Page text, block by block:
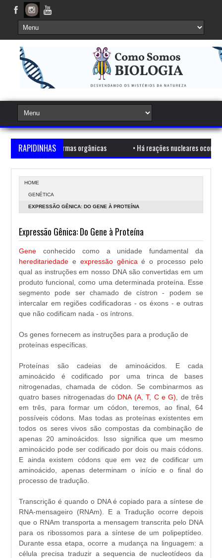
RAPIDINHAS
por trás das formas orgânicas Há reações nucleares ocorrendo
HOME
GENÉTICA
EXPRESSÃO GÊNICA: DO GENE À PROTEÍNA
Expressão Gênica: Do Gene à Proteína
Gene conhecido como a unidade fundamental da
hereditariedade e expressão gênica é o processo pelo
qual as instruções em nosso DNA são convertidas em um
produto funcional, como uma determinada proteína. Esse
segmento pode ser chamado de cístron - podem se
intercalar em regiões codificadoras - os éxons - e outras
que não codificam nada - os íntrons.
Os genes fornecem as instruções para a produção de
proteínas específicas.
Proteínas são cadeias de aminoácidos. E cada
aminoácido é codificado por uma trinca de bases
nitrogenadas, chamada de códon. Se combinarmos as
quatro bases nitrogenadas do DNA (A, T, C e G) , de três
em três, para formar um códon, teremos, ao final, 64
possíveis códons. Mas todas as proteínas existentes em
todos os seres vivos são compostas da combinação de
apenas 20 aminoácidos. Isso significa que um mesmo
aminoácido pode ser codificado por dois ou mais códons.
E ainda existem códons que em vez de codificar um
aminoácido, apenas determinam o início e o final do
processo de tradução.
Transcrição é quando o DNA é copiado para a síntese de
RNA-mensageiro (RNAm). E a Tradução ocorre depois
que o RNAm transporta a mensagem transcrita pelo DNA
para os ribossomos para a síntese de um polipeptídeo.
Durante essa etapa, ocorre a mudança na linguagem: a
célula precisa traduzir a sequencia de nucleotídeos da